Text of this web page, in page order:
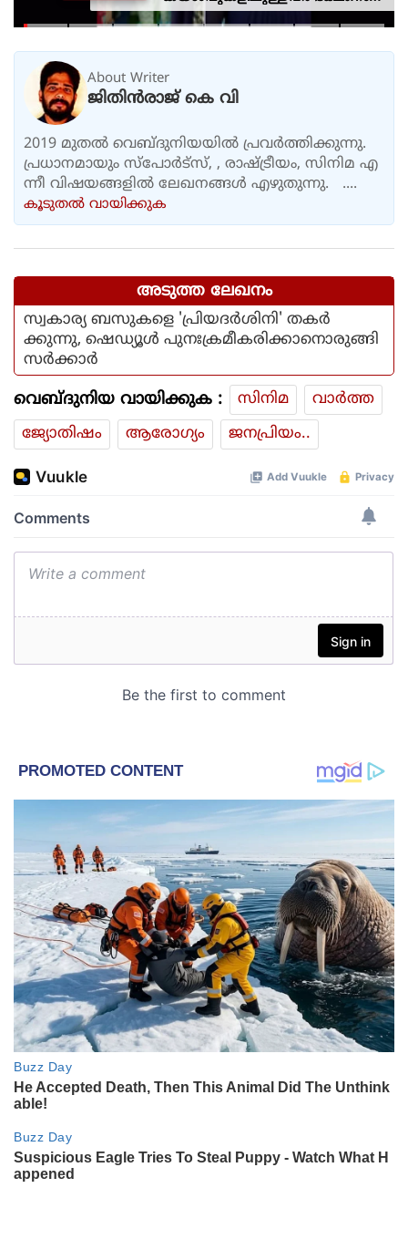
കഴിക്കുന്നത് സ്വന്തം കാശ്
About Writer
ജിതിൻരാജ് കെ വി
2019 മുതൽ വെബ്ദുനിയയിൽ പ്രവർത്തിക്കുന്നു.
പ്രധാനമായും സ്പോർട്സ്, , രാഷ്ട്രീയം, സിനിമ എ
ന്നീ വിഷയങ്ങളിൽ ലേഖനങ്ങൾ എഴുതുന്നു. ....
കൂടുതല്‍ വായിക്കുക
അടുത്ത ലേഖനം
സ്വകാര്യ ബസുകളെ 'പ്രിയദർശിനി' തകർ
ക്കുന്നു, ഷെഡ്യൂൾ പുനഃക്രമീകരിക്കാനൊരുങ്ങി
സർക്കാർ
വെബ്ദുനിയ വായിക്കുക : സിനിമ
വാര്‍ത്ത
ജ്യോതിഷം
ആരോഗ്യം ജനപ്രിയം..